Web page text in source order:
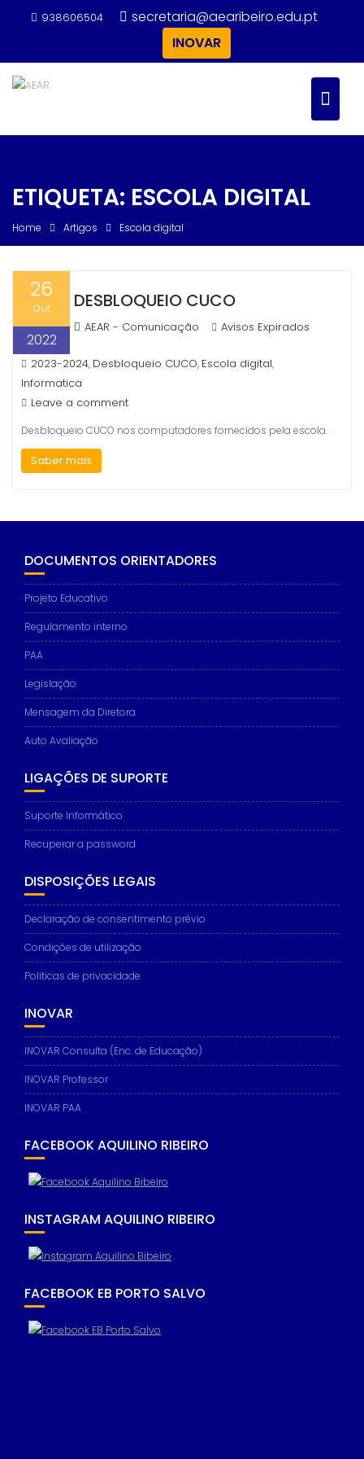
938606504
secretaria@aearibeiro.edu.pt
INOVAR
ETIQUETA: ESCOLA DIGITAL
Home Artigos Escola digital
26
Out
2022
DESBLOQUEIO CUCO
AEAR - Comunicação Avisos Expirados
2023-2024, Desbloqueio CUCO, Escola digital,
Informatica
Leave a comment
Desbloqueio CUCO nos computadores fornecidos pela escola.
Saber mais
DOCUMENTOS ORIENTADORES
Projeto Educativo
Regulamento interno
PAA
Legislação
Mensagem da Diretora
Auto Avaliação
LIGAÇÕES DE SUPORTE
Suporte Informático
Recuperar a password
DISPOSIÇÕES LEGAIS
Declaração de consentimento prévio
Condições de utilização
Politicas de privacidade
INOVAR
INOVAR Consulta (Enc. de Educação)
INOVAR Professor
INOVAR PAA
FACEBOOK AQUILINO RIBEIRO
INSTAGRAM AQUILINO RIBEIRO
FACEBOOK EB PORTO SALVO